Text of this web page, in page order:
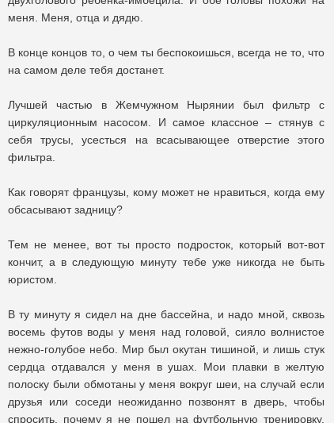
меня. Меня, отца и дядю.
В конце концов то, о чем ты беспокоишься, всегда не то, что
на самом деле тебя достанет.
Лучшей частью в Жемчужном Нырянии был фильтр с
циркуляционным насосом. И самое классное – стянув с
себя трусы, усесться на всасывающее отверстие этого
фильтра.
Как говорят французы, кому может не нравиться, когда ему
обсасывают задницу?
Тем не менее, вот ты просто подросток, который вот-вот
кончит, а в следующую минуту тебе уже никогда не быть
юристом.
В ту минуту я сидел на дне бассейна, и надо мной, сквозь
восемь футов воды у меня над головой, сияло волнистое
нежно-голубое небо. Мир был окутан тишиной, и лишь стук
сердца отдавался у меня в ушах. Мои плавки в желтую
полоску были обмотаны у меня вокруг шеи, на случай если
друзья или соседи неожиданно позвонят в дверь, чтобы
спросить, почему я не пошел на футбольную тренировку.